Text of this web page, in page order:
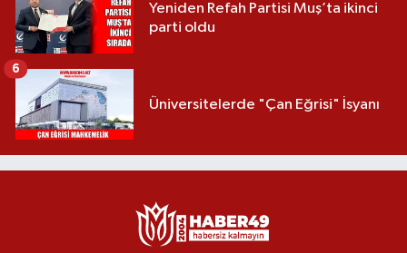
Yeniden Refah Partisi Muş’ta ikinci
parti oldu
Üniversitelerde "Çan Eğrisi" İsyanı
6